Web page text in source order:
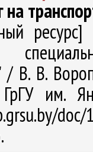
на
/ В. В.
им.